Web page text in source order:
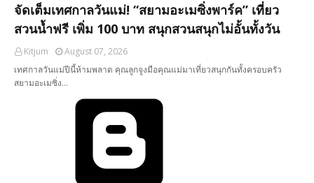
จัดเต็มเทศกาลวันแม่! “สยามอะเมซิ่งพาร์ค” เที่ยว
สวนน้ำฟรี เพิ่ม 100 บาท สนุกสวนสนุกไม่อั้นทั้งวัน
Kitjum
August 07, 2026
เทศกาลวันแม่ปีนี้ห้ามพลาด คุณลูกจูงมือคุณแม่มาเที่ยวสนุกกันทั้งครอบครัว
สยามอะเมซิ่ง…